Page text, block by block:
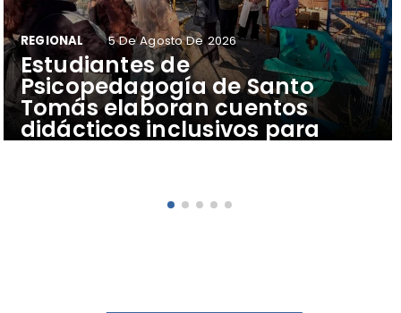
​Estudiantes de
Psicopedagogía de Santo
Tomás elaboran cuentos
didácticos inclusivos para
apoyar el aprendizaje de
REGIONAL 5 De Agosto De 2026